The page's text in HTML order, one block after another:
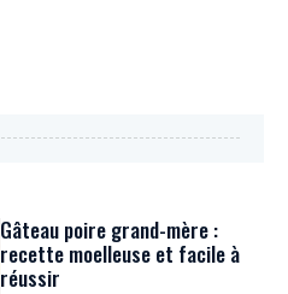
Gâteau poire grand-mère :
recette moelleuse et facile à
réussir